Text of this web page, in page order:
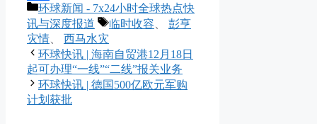
分
享
分
类
环球新闻 - 7x24小时全球热点快
讯与深度报道
标
临时收容
彭亨
灾情
西马水灾
环球快讯 | 海南自贸港12月18日
起可办理“一线”“二线”报关业务
环球快讯 | 德国500亿欧元军购
计划获批